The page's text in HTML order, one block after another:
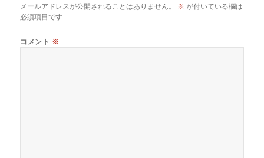
メールアドレスが公開されることはありません。 ※ が付いている欄は
必須項目です
コメント ※